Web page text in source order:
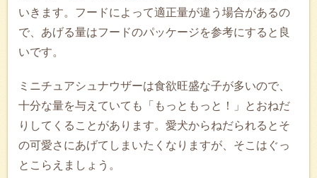
いきます。フードによって適正量が違う場合があるの
で、あげる量はフードのパッケージを参考にすると良
いです。
ミニチュアシュナウザーは食欲旺盛な子が多いので、
十分な量を与えていても「もっともっと！」とおねだ
りしてくることがあります。愛犬からねだられるとそ
の可愛さにあげてしまいたくなりますが、そこはぐっ
とこらえましょう。